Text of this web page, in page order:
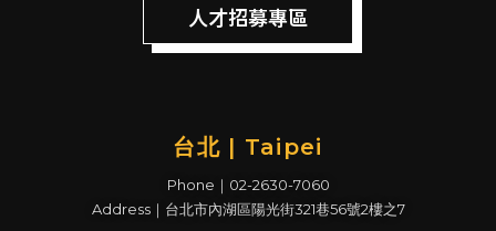
人才招募專區
台北 | Taipei
Phone｜02-2630-7060
Address｜台北市內湖區陽光街321巷56號2樓之7